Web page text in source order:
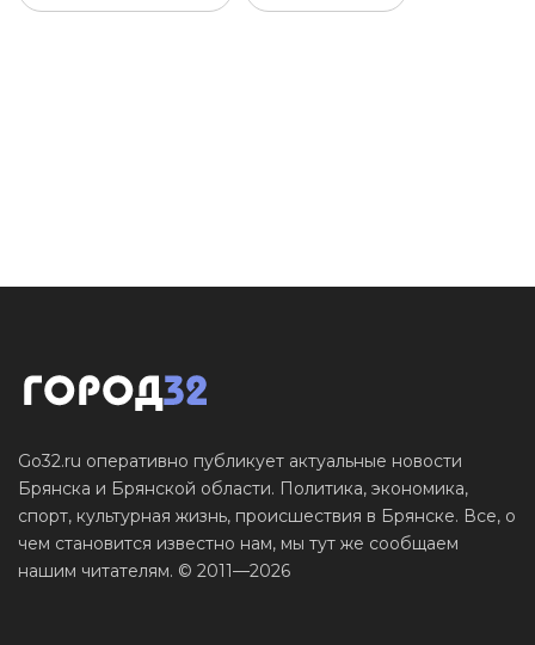
Go32.ru оперативно публикует актуальные новости
Брянска и Брянской области. Политика, экономика,
спорт, культурная жизнь, происшествия в Брянске. Все, о
чем становится известно нам, мы тут же сообщаем
нашим читателям. © 2011—2026